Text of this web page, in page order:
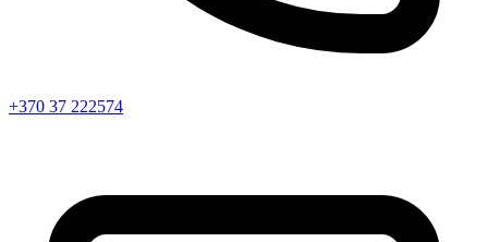
+370 37 222574